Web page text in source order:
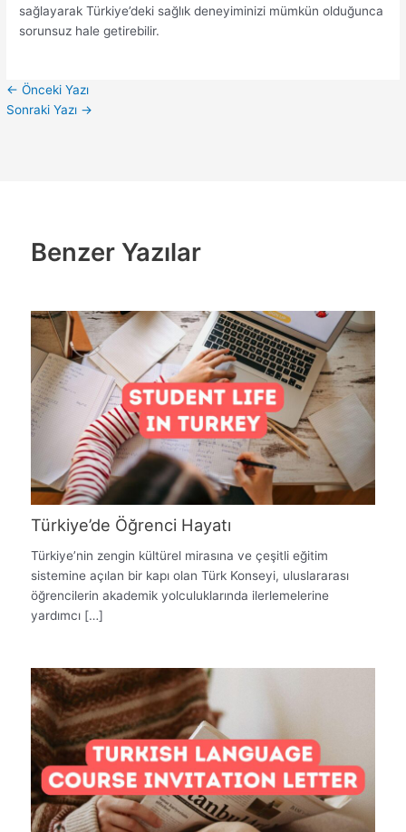
sağlayarak Türkiye’deki sağlık deneyiminizi mümkün olduğunca
sorunsuz hale getirebilir.
← Önceki Yazı
Sonraki Yazı →
Benzer Yazılar
Türkiye’de Öğrenci Hayatı
Türkiye’nin zengin kültürel mirasına ve çeşitli eğitim
sistemine açılan bir kapı olan Türk Konseyi, uluslararası
öğrencilerin akademik yolculuklarında ilerlemelerine
yardımcı […]